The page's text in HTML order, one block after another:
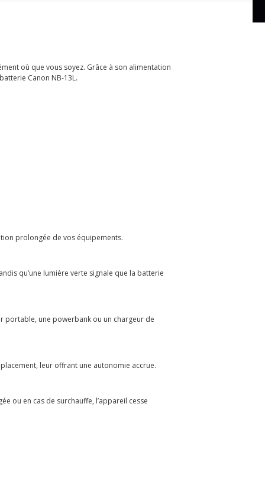
où que vous soyez. Grâce à son alimentation
Canon NB-13L.
prolongée de vos équipements.
qu’une lumière verte signale que la batterie
portable, une powerbank ou un chargeur de
leur offrant une autonomie accrue.
ou en cas de surchauffe, l’appareil cesse